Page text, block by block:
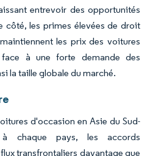
entrevoir des opportunités
côté, les primes élevées de droit
les prix des voitures
à une forte demande des
la taille globale du marché.
d'occasion en Asie du Sud-
chaque pays, les accords
transfrontaliers davantage que